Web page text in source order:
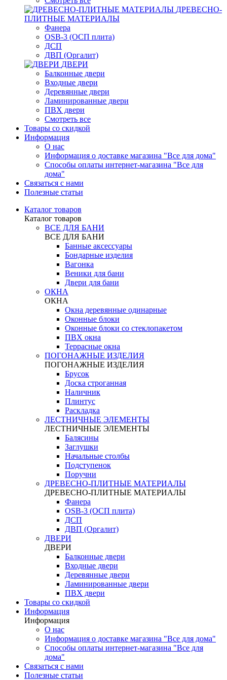
ДРЕВЕСНО-
ПЛИТНЫЕ МАТЕРИАЛЫ
Фанера
OSB-3 (ОСП плита)
ДСП
ДВП (Оргалит)
ДВЕРИ
Балконные двери
Входные двери
Деревянные двери
Ламинированные двери
ПВХ двери
Смотреть все
Товары со скидкой
Информация
О нас
Информация о доставке магазина "Все для дома"
Способы оплаты интернет-магазина "Все для
дома"
Связаться с нами
Полезные статьи
Каталог товаров
Каталог товаров
ВСЕ ДЛЯ БАНИ
ВСЕ ДЛЯ БАНИ
Банные аксессуары
Бондарные изделия
Вагонка
Веники для бани
Двери для бани
ОКНА
ОКНА
Окна деревянные одинарные
Оконные блоки
Оконные блоки со стеклопакетом
ПВХ окна
Террасные окна
ПОГОНАЖНЫЕ ИЗДЕЛИЯ
ПОГОНАЖНЫЕ ИЗДЕЛИЯ
Брусок
Доска строганная
Наличник
Плинтус
Раскладка
ЛЕСТНИЧНЫЕ ЭЛЕМЕНТЫ
ЛЕСТНИЧНЫЕ ЭЛЕМЕНТЫ
Балясины
Заглушки
Начальные столбы
Подступенок
Поручни
ДРЕВЕСНО-ПЛИТНЫЕ МАТЕРИАЛЫ
ДРЕВЕСНО-ПЛИТНЫЕ МАТЕРИАЛЫ
Фанера
OSB-3 (ОСП плита)
ДСП
ДВП (Оргалит)
ДВЕРИ
ДВЕРИ
Балконные двери
Входные двери
Деревянные двери
Ламинированные двери
ПВХ двери
Товары со скидкой
Информация
Информация
О нас
Информация о доставке магазина "Все для дома"
Способы оплаты интернет-магазина "Все для
дома"
Связаться с нами
Полезные статьи